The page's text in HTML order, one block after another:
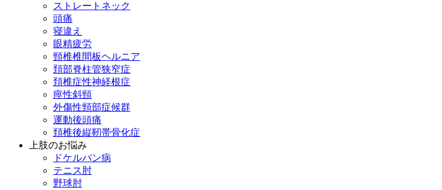
ストレートネック
頭痛
寝違え
眼精疲労
頸椎椎間板ヘルニア
頚部脊柱管狭窄症
頚椎症性神経根症
痙性斜頸
外傷性頸部症候群
運動後頭痛
頚椎後縦靭帯骨化症
上肢のお悩み
ドケルバン病
テニス肘
野球肘